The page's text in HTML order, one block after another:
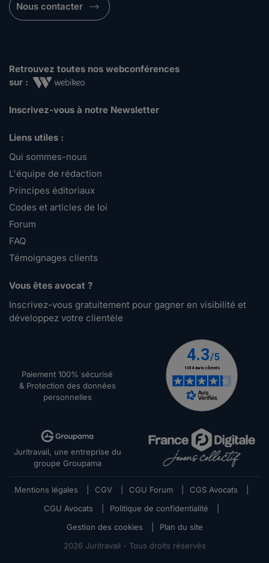
Nous contacter
Retrouvez toutes nos webconférences
sur :
Inscrivez-vous à notre Newsletter
Liens utiles :
Qui sommes-nous
L'équipe de rédaction
Principes éditoriaux
Codes et articles de loi
Forum
FAQ
Témoignages clients
Vous êtes avocat ?
Inscrivez-vous gratuitement pour gagner en visibilité et
développez votre clientèle
Paiement 100% sécurisé
& Protection des données
personnelles
Juritravail, une entreprise du
groupe Groupama
Mentions légales CGV CGU Forum CGS Avocats
CGU Avocats
Politique de confidentialité
Gestion des cookies
Plan du site
2026 Juritravail - Tous droits réservés